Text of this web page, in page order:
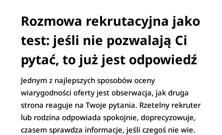
Rozmowa rekrutacyjna jako
test: jeśli nie pozwalają Ci
pytać, to już jest odpowiedź
Jednym z najlepszych sposobów oceny
wiarygodności oferty jest obserwacja, jak druga
strona reaguje na Twoje pytania. Rzetelny rekruter
lub rodzina odpowiada spokojnie, doprecyzowuje,
czasem sprawdza informacje, jeśli czegoś nie wie.